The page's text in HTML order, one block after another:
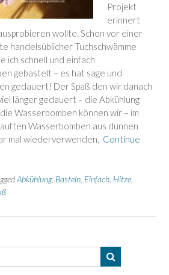
Projekt
erinnert
wollte. Schon vor einer
handelsüblicher Tuchschwämme
ich schnell und einfach
gebastelt – es hat sage und
gedauert! Der Spaß den wir danach
länger gedauert – die Abkühlung
Wasserbomben können wir – im
Wasserbomben aus dünnen
mal wiederverwenden. Continue
Abkühlung, Basteln Einfach Hitze